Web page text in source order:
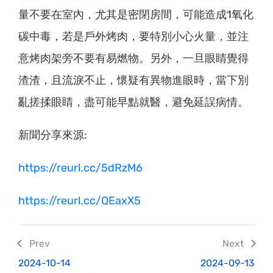
量不要在室內，尤其是密閉房間，可能造成1氧化
碳中毒，若是戶外烤肉，要特別小心火量，並注
意烤肉架旁不要有易燃物。另外，一旦眼睛覺得
渣渣，且流淚不止，懷疑有異物進眼時，當下別
亂搓揉眼睛，盡可能早點就醫，避免延誤病情。
新聞分享來源:
https://reurl.cc/5dRzM6
https://reurl.cc/QEaxX5
2024-10-14
2024-09-13